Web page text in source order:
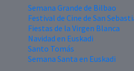
Semana Grande de Bilbao
Festival de Cine de San
Fiestas de la Virgen Blanca
Navidad en Euskadi
Santo Tomás
Semana Santa en Euskadi